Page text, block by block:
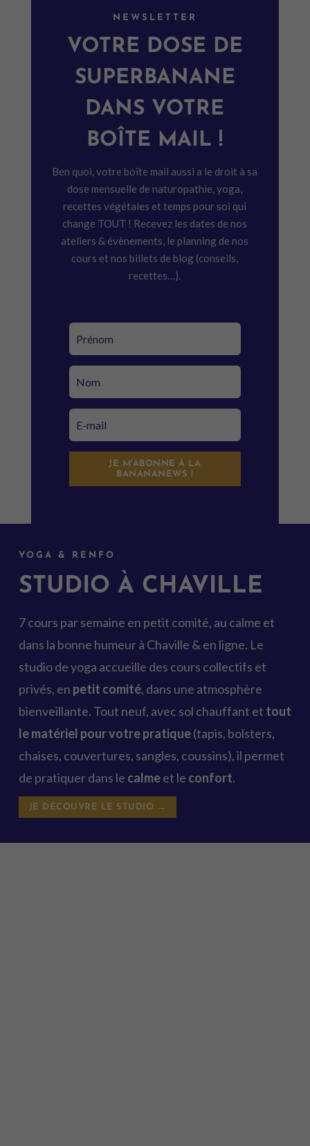
NEWSLETTER
VOTRE DOSE DE
SUPERBANANE
DANS VOTRE
BOÎTE MAIL !
Ben quoi, votre boîte mail aussi a le droit à sa
dose mensuelle de naturopathie, yoga,
recettes végétales et temps pour soi qui
change TOUT ! Recevez les dates de nos
ateliers & évènements, le planning de nos
cours et nos billets de blog (conseils,
recettes…).
JE M'ABONNE À LA
BANANANEWS !
YOGA & RENFO
STUDIO À CHAVILLE
7 cours par semaine en petit comité, au calme et
dans la bonne humeur à Chaville & en ligne. Le
studio de yoga accueille des cours collectifs et
privés, en petit comité, dans une atmosphère
bienveillante. Tout neuf, avec sol chauffant et tout
le matériel pour votre pratique(tapis, bolsters,
chaises, couvertures, sangles, coussins), il permet
de pratiquer dans le calmeet le confort.
JE DÉCOUVRE LE STUDIO →